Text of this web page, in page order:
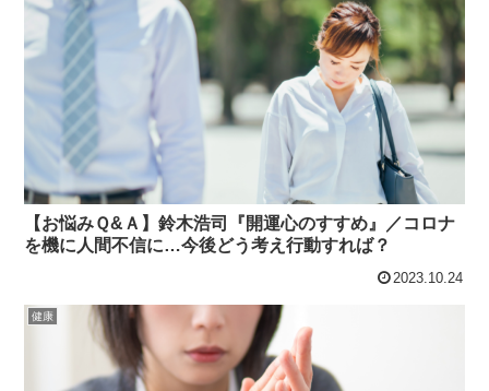
【お悩みＱ&Ａ】鈴木浩司『開運心のすすめ』／コロナ
を機に人間不信に…今後どう考え行動すれば？
2023.10.24
健康